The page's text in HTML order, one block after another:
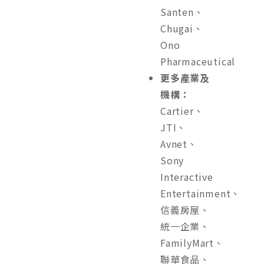
Santen、
Chugai、
Ono
Pharmaceutical
更多產業及
機構：
Cartier、
JTI、
Avnet、
Sony
Interactive
Entertainment、
信義房屋、
統一企業、
FamilyMart、
聯華食品、